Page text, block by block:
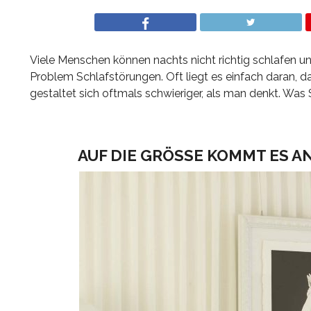
Viele Menschen können nachts nicht richtig schlafen
Problem Schlafstörungen. Oft liegt es einfach daran,
gestaltet sich oftmals schwieriger, als man denkt.
AUF DIE GRÖSSE KOMMT ES